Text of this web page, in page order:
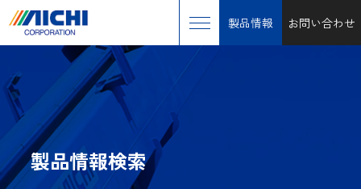
製品情報 お問い合わせ
製品情報検索